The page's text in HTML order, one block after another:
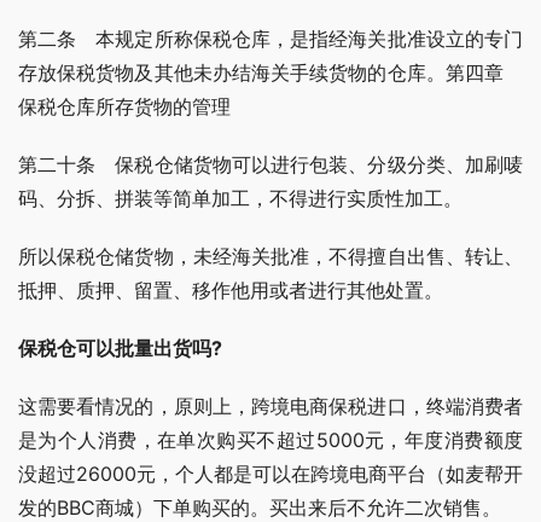
第二条　本规定所称保税仓库，是指经海关批准设立的专门
存放保税货物及其他未办结海关手续货物的仓库。第四章
保税仓库所存货物的管理
第二十条　保税仓储货物可以进行包装、分级分类、加刷唛
码、分拆、拼装等简单加工，不得进行实质性加工。
所以保税仓储货物，未经海关批准，不得擅自出售、转让、
抵押、质押、留置、移作他用或者进行其他处置。
保税仓可以批量出货吗?
这需要看情况的，原则上，跨境电商保税进口，终端消费者
是为个人消费，在单次购买不超过5000元，年度消费额度
没超过26000元，个人都是可以在跨境电商平台（如麦帮开
发的BBC商城）下单购买的。买出来后不允许二次销售。